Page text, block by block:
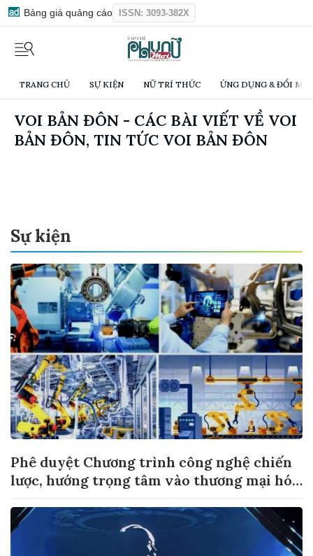
Bảng giá quảng cáo ISSN: 3093-382X
TRANG CHỦ SỰ KIỆN NỮ TRÍ THỨC ỨNG DỤNG & ĐỔI
VOI BẢN ĐÔN - CÁC BÀI VIẾT VỀ VOI
BẢN ĐÔN, TIN TỨC VOI BẢN ĐÔN
Sự kiện
Phê duyệt Chương trình công nghệ chiến
lược, hướng trọng tâm vào thương mại hóa